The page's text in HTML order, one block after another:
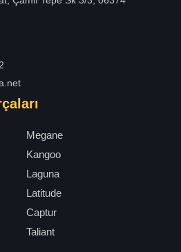
Megane
Kangoo
Laguna
Latitude
Captur
Taliant